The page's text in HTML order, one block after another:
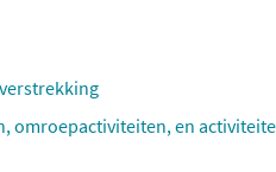
omroepactiviteiten, en